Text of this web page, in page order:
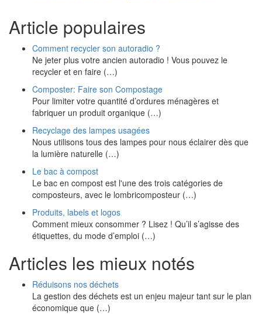
Article populaires
Comment recycler son autoradio ?
Ne jeter plus votre ancien autoradio ! Vous pouvez le
recycler et en faire (…)
Composter: Faire son Compostage
Pour limiter votre quantité d’ordures ménagères et
fabriquer un produit organique (…)
Recyclage des lampes usagées
Nous utilisons tous des lampes pour nous éclairer dès que
la lumière naturelle (…)
Le bac à compost
Le bac en compost est l'une des trois catégories de
composteurs, avec le lombricomposteur (…)
Produits, labels et logos
Comment mieux consommer ? Lisez ! Qu’il s’agisse des
étiquettes, du mode d’emploi (…)
Articles les mieux notés
Réduisons nos déchets
La gestion des déchets est un enjeu majeur tant sur le plan
économique que (…)